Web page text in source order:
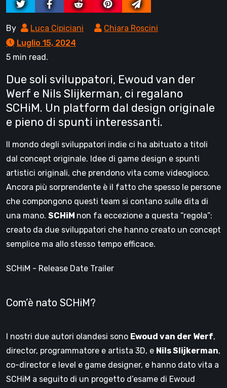
By Luca Cipiciani
Chiara Roscini
Luglio 15, 2024
5 min read.
Due soli sviluppatori, Ewoud van der
Werf e Nils Slijkerman, ci regalano
SCHiM. Un platform dal design originale
e pieno di spunti interessanti.
Il mondo degli sviluppatori indie ci ha abituato a titoli
dal concept originale. Idee di game design e spunti
artistici originali, che prendono vita come videogioco.
Ancora più sorprendente è il fatto che spesso le persone
che compongono questi team si contano sulle dita di
una mano. SCHiM non fa eccezione a questa “regola”:
creato da due sviluppatori che hanno creato un concept
semplice ma allo stesso tempo efficace.
SCHiM - Release Date Trailer
Com’è nato SCHiM?
I nostri due autori olandesi sono Ewoud van der Werf,
director, programmatore e artista 3D, e Nils Slijkerman,
co-director e level e game designer, e hanno dato vita a
SCHiM a seguito di un progetto d’esame di Ewoud